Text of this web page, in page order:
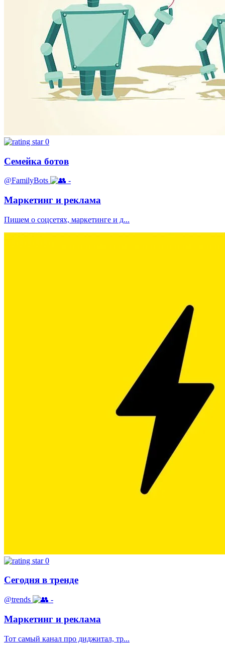
0
Семейка ботов
@FamilyBots -
Маркетинг и реклама
Пишем о соцсетях, маркетинге и д...
0
Сегодня в тренде
@trends -
Маркетинг и реклама
Тот самый канал про диджитал, тр...